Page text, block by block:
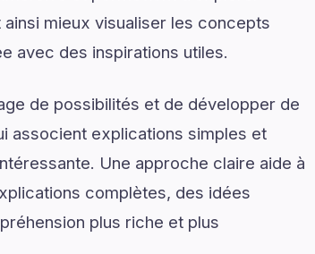
mieux visualiser les concepts
avec des inspirations utiles.
de possibilités et de développer de
associent explications simples et
Une approche claire aide à
complètes, des idées
plus riche et plus